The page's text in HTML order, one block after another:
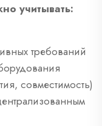
учитывать:
требований
совместимость)